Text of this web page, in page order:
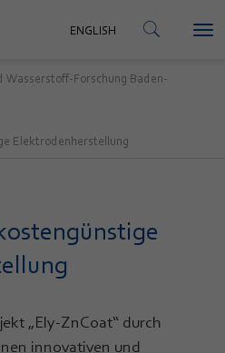
KONTAKT
ENGLISH
Forschung Baden-
Elektrodenherstellung
„Ely-ZnCoat“ durch
innovativen und